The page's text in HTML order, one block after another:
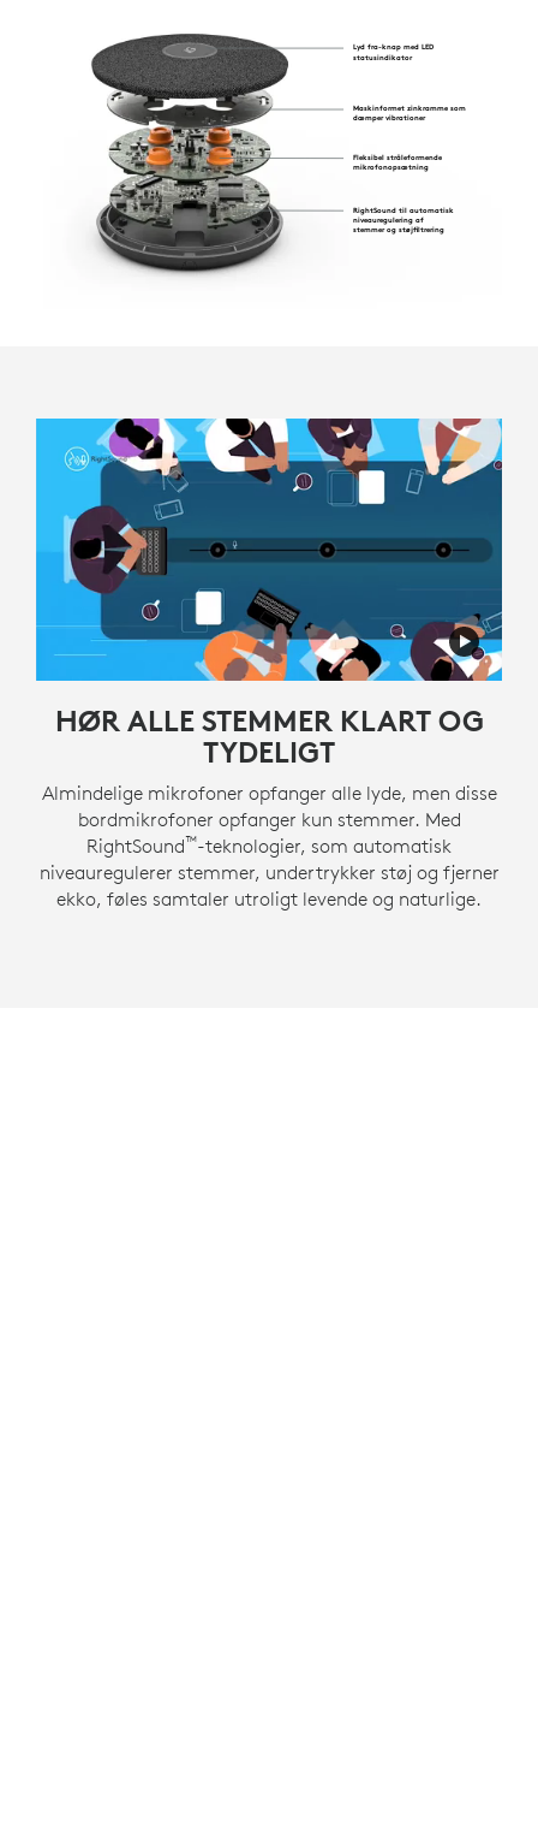
RightSound til automatisk
niveauregulering af
stemmer og støjfiltrering
Fleksibel stråleformende
mikrofonopsætning
Maskinformet zinkramme som
dæmper vibrationer
Lyd fra-knap med LED
statusindikator
HØR ALLE STEMMER KLART OG
TYDELIGT
Almindelige mikrofoner opfanger alle lyde, men disse
bordmikrofoner opfanger kun stemmer. Med
RightSound™-teknologier, som automatisk
niveauregulerer stemmer, undertrykker støj og fjerner
ekko, føles samtaler utroligt levende og naturlige.